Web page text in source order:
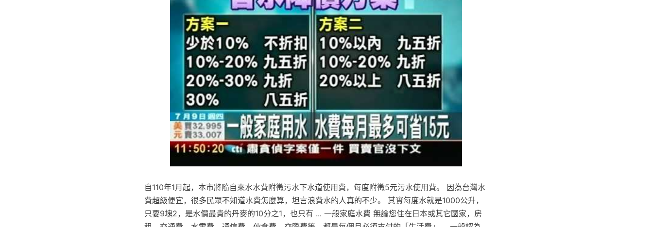
自110年1月起，本市將隨自來水水費附徵污水下水道使用費，每度附徵5元污水使用費。 因為台灣水
費超級便宜，很多民眾不知道水費怎麼算，坦言浪費水的人真的不少。 其實每度水就是1000公升，
只要9塊2，是水價最貴的丹麥的10分之1，也只有 ... 一般家庭水費 無論您住在日本或其它國家，房